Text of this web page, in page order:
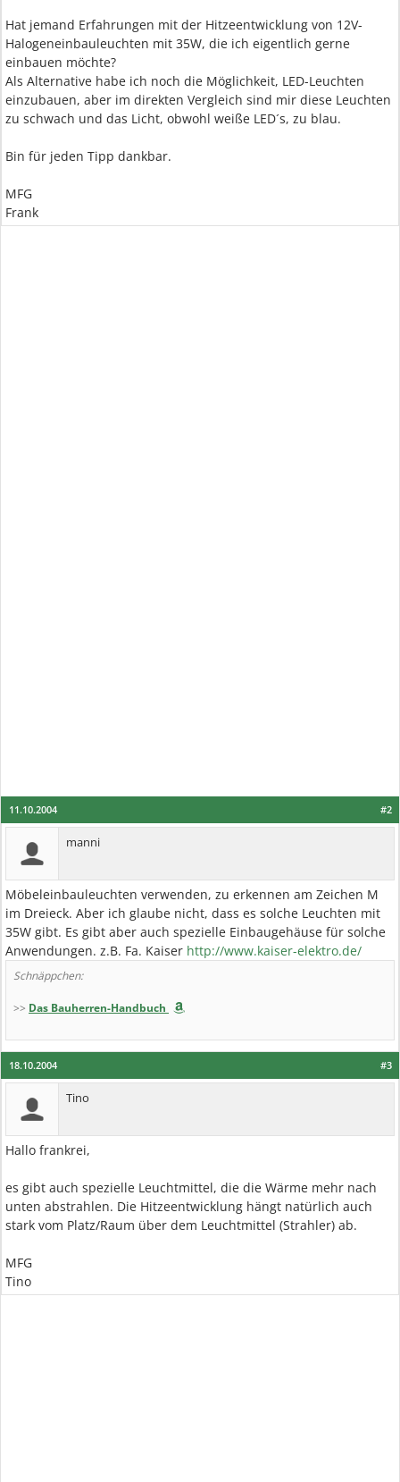
Hat jemand Erfahrungen mit der Hitzeentwicklung von 12V-
Halogeneinbauleuchten mit 35W, die ich eigentlich gerne
einbauen möchte?
Als Alternative habe ich noch die Möglichkeit, LED-Leuchten
einzubauen, aber im direkten Vergleich sind mir diese Leuchten
zu schwach und das Licht, obwohl weiße LED´s, zu blau.
Bin für jeden Tipp dankbar.
MFG
Frank
#2
11.10.2004
manni
Möbeleinbauleuchten verwenden, zu erkennen am Zeichen M
im Dreieck. Aber ich glaube nicht, dass es solche Leuchten mit
35W gibt. Es gibt aber auch spezielle Einbaugehäuse für solche
Anwendungen. z.B. Fa. Kaiser http://www.kaiser-elektro.de/
Schnäppchen:
>> Das Bauherren-Handbuch
#3
18.10.2004
Tino
Hallo frankrei,
es gibt auch spezielle Leuchtmittel, die die Wärme mehr nach
unten abstrahlen. Die Hitzeentwicklung hängt natürlich auch
stark vom Platz/Raum über dem Leuchtmittel (Strahler) ab.
MFG
Tino